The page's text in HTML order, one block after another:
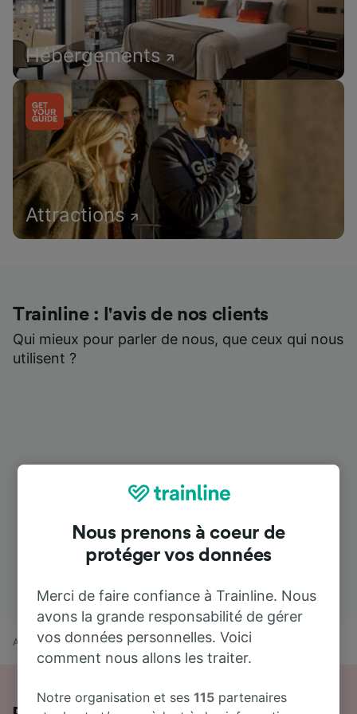
Hébergements
Attractions
Trainline : l'avis de nos clients
Qui mieux pour parler de nous, que ceux qui nous
utilisent ?
Accueil Horaires train Angerville à Bailleul
Nous prenons à coeur de
protéger vos données
Merci de faire confiance à Trainline. Nous
avons la grande responsabilité de gérer
vos données personnelles. Voici
comment nous allons les traiter.
Notre organisation et ses115 partenaires